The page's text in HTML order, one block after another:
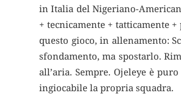
in Italia del Nigeriano-
+ tecnicamente + tatticamente
questo gioco, in allenamento:
sfondamento, ma spostarlo.
all’aria. Sempre. Ojeleye è
ingiocabile la propria squadra.